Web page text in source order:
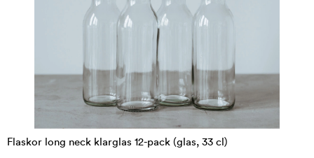
Flaskor long neck klarglas 12-pack (glas, 33 cl)